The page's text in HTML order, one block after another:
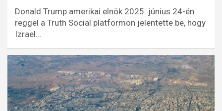
Donald Trump amerikai elnök 2025. június 24-én
reggel a Truth Social platformon jelentette be, hogy
Izrael…